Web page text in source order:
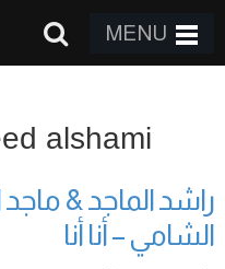
MENU
alshami
راشد الماجد &
الشامي – أنا أنا